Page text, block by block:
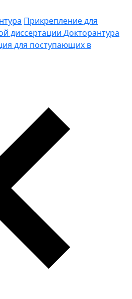
Прикрепление для
диссертации Докторантура
для поступающих в